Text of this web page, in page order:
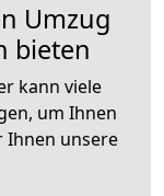
Umzug
bieten
kann viele
um Ihnen
Ihnen unsere